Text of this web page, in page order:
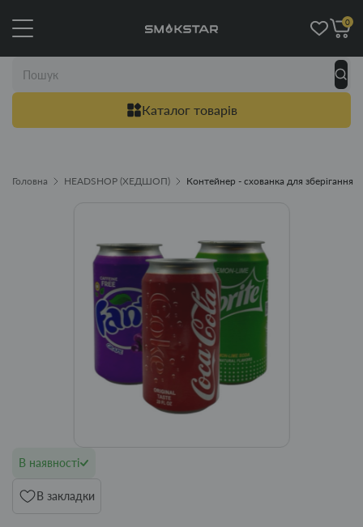
Каталог товарів
0
Головна HEADSHOP (ХЕДШОП) Контейнер - схованка для зберігання
В наявності
В закладки